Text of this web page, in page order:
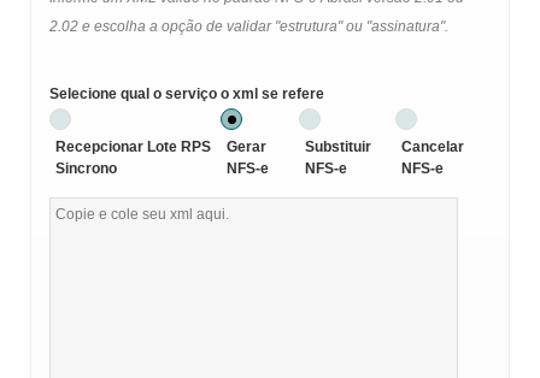
2.02 e escolha a opção de validar "estrutura" ou "assinatura".
Selecione qual o serviço o xml se refere
Recepcionar Lote RPS
Sincrono
Gerar
NFS-e
Substituir
NFS-e
Cancelar
NFS-e